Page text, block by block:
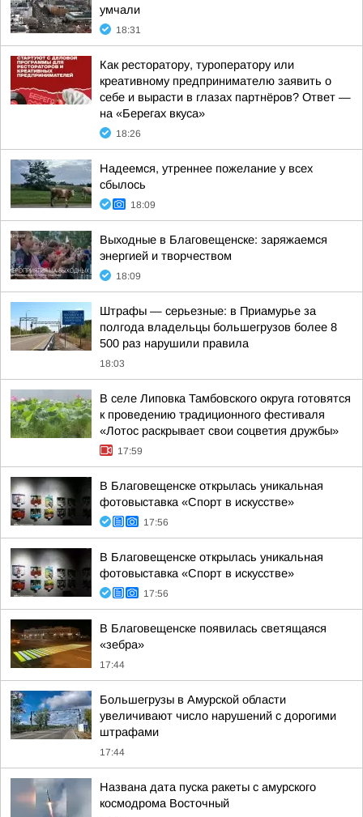
умчали
18:31
Как ресторатору, туроператору или
креативному предпринимателю заявить о
себе и вырасти в глазах партнёров? Ответ —
на «Берегах вкуса»
18:26
Надеемся, утреннее пожелание у всех
сбылось
18:09
Выходные в Благовещенске: заряжаемся
энергией и творчеством
18:09
Штрафы — серьезные: в Приамурье за
полгода владельцы большегрузов более 8
500 раз нарушили правила
18:03
В селе Липовка Тамбовского округа готовятся
к проведению традиционного фестиваля
«Лотос раскрывает свои соцветия дружбы»
17:59
В Благовещенске открылась уникальная
фотовыставка «Спорт в искусстве»
17:56
В Благовещенске открылась уникальная
фотовыставка «Спорт в искусстве»
17:56
В Благовещенске появилась светящаяся
«зебра»
17:44
Большегрузы в Амурской области
увеличивают число нарушений с дорогими
штрафами
17:44
Названа дата пуска ракеты с амурского
космодрома Восточный